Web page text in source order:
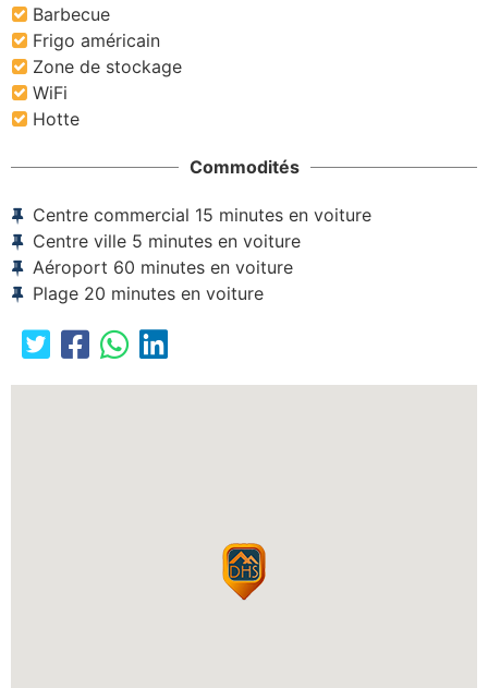
Barbecue
Frigo américain
Zone de stockage
WiFi
Hotte
Commodités
Centre commercial 15 minutes en voiture
Centre ville 5 minutes en voiture
Aéroport 60 minutes en voiture
Plage 20 minutes en voiture